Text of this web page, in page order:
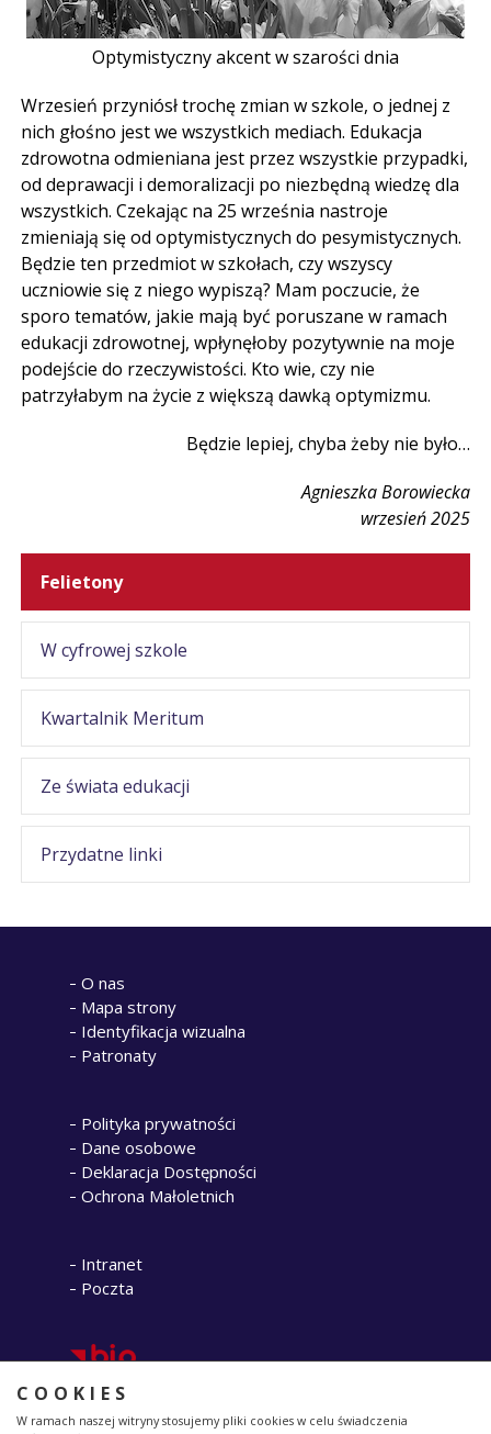
COOKIES
W ramach naszej witryny stosujemy pliki cookies w celu świadczenia
Optymistyczny akcent w szarości dnia
Wrzesień przyniósł trochę zmian w szkole, o jednej z
nich głośno jest we wszystkich mediach. Edukacja
zdrowotna odmieniana jest przez wszystkie przypadki,
od deprawacji i demoralizacji po niezbędną wiedzę dla
wszystkich. Czekając na 25 września nastroje
zmieniają się od optymistycznych do pesymistycznych.
Będzie ten przedmiot w szkołach, czy wszyscy
uczniowie się z niego wypiszą? Mam poczucie, że
sporo tematów, jakie mają być poruszane w ramach
edukacji zdrowotnej, wpłynęłoby pozytywnie na moje
podejście do rzeczywistości. Kto wie, czy nie
patrzyłabym na życie z większą dawką optymizmu.
Będzie lepiej, chyba żeby nie było…
Agnieszka Borowiecka
wrzesień 2025
Felietony
W cyfrowej szkole
Kwartalnik Meritum
Ze świata edukacji
Przydatne linki
O nas
Mapa strony
Identyfikacja wizualna
Patronaty
Polityka prywatności
Dane osobowe
Deklaracja Dostępności
Ochrona Małoletnich
Intranet
Poczta